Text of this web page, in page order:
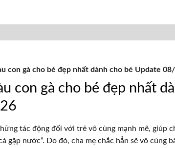
con gà cho bé đẹp nhất dành cho bé Update
con gà cho bé đẹp nhất
tác động đối với trẻ vô cùng mạnh mẽ, giúp
gặp nước”. Do đó, cha mẹ chắc hẳn sẽ vô cùng